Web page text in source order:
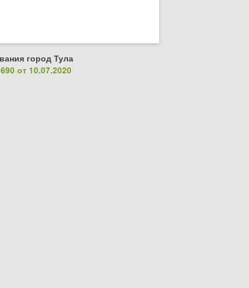
город Тула
от 10.07.2020